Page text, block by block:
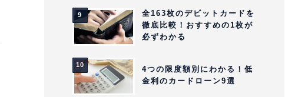
全163枚のデビットカードを
徹底比較！おすすめの1枚が
必ずわかる
4つの限度額別にわかる！低
金利のカードローン9選